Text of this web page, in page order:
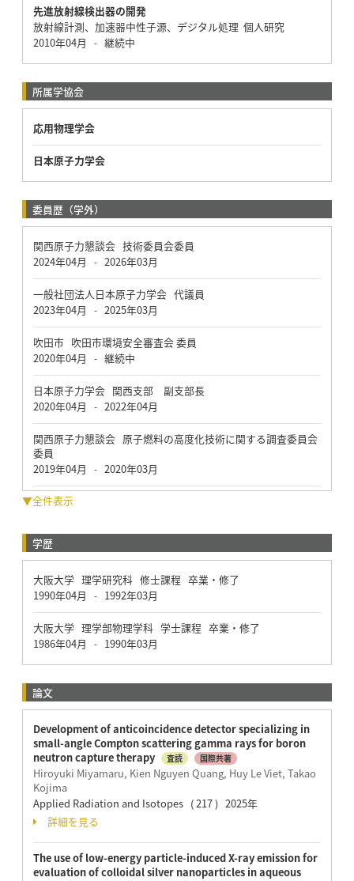
先進放射線検出器の開発
放射線計測、加速器中性子源、デジタル処理 個人研究
2010年04月
- 継続中
所属学協会
応用物理学会
日本原子力学会
委員歴（学外）
関西原子力懇談会 技術委員会委員
2024年04月
- 2026年03月
一般社団法人日本原子力学会 代議員
2023年04月
- 2025年03月
吹田市 吹田市環境安全審査会 委員
2020年04月
- 継続中
日本原子力学会 関西支部 副支部長
2020年04月
- 2022年04月
関西原子力懇談会 原子燃料の高度化技術に関する調査委員会
委員
2019年04月
- 2020年03月
▼全件表示
学歴
大阪大学 理学研究科 修士課程 卒業・修了
1990年04月
- 1992年03月
大阪大学 理学部物理学科 学士課程 卒業・修了
1986年04月
- 1990年03月
論文
Development of anticoincidence detector specializing in
small-angle Compton scattering gamma rays for boron
neutron capture therapy
査読 国際共著
Hiroyuki Miyamaru, Kien Nguyen Quang, Huy Le Viet, Takao
Kojima
Applied Radiation and Isotopes ( 217 ) 2025年
詳細を見る
The use of low-energy particle-induced X-ray emission for
evaluation of colloidal silver nanoparticles in aqueous